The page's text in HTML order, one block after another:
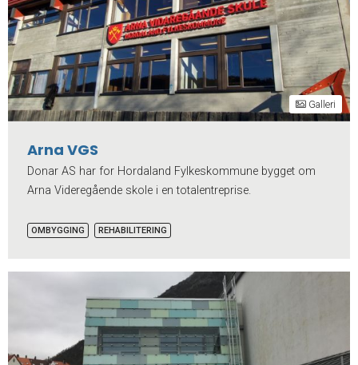
Galleri
Arna VGS
Donar AS har for Hordaland Fylkeskommune bygget om
Arna Videregående skole i en totalentreprise.
OMBYGGING REHABILITERING